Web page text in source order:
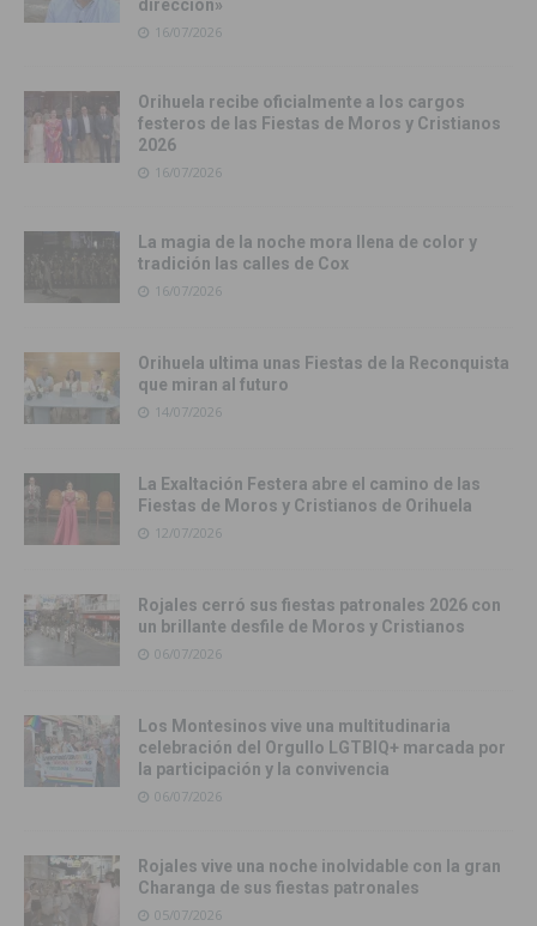
dirección»
16/07/2026
Orihuela recibe oficialmente a los cargos
festeros de las Fiestas de Moros y Cristianos
2026
16/07/2026
La magia de la noche mora llena de color y
tradición las calles de Cox
16/07/2026
Orihuela ultima unas Fiestas de la Reconquista
que miran al futuro
14/07/2026
La Exaltación Festera abre el camino de las
Fiestas de Moros y Cristianos de Orihuela
12/07/2026
Rojales cerró sus fiestas patronales 2026 con
un brillante desfile de Moros y Cristianos
06/07/2026
Los Montesinos vive una multitudinaria
celebración del Orgullo LGTBIQ+ marcada por
la participación y la convivencia
06/07/2026
Rojales vive una noche inolvidable con la gran
Charanga de sus fiestas patronales
05/07/2026